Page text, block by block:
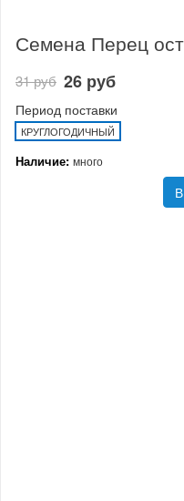
Семена Перец
31 руб 26 руб
Период поставки
КРУГЛОГОДИЧНЫЙ
Наличие: много